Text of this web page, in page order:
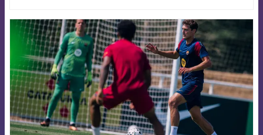
FCB Barcelona badge